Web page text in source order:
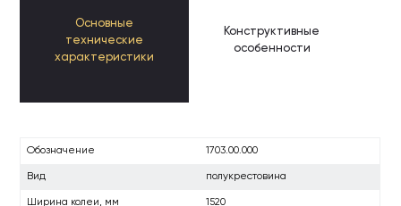
Основные
технические
характеристики
Конструктивные
особенности
Обозначение 1703.00.000
Вид полукрестовина
Ширина колеи, мм 1520